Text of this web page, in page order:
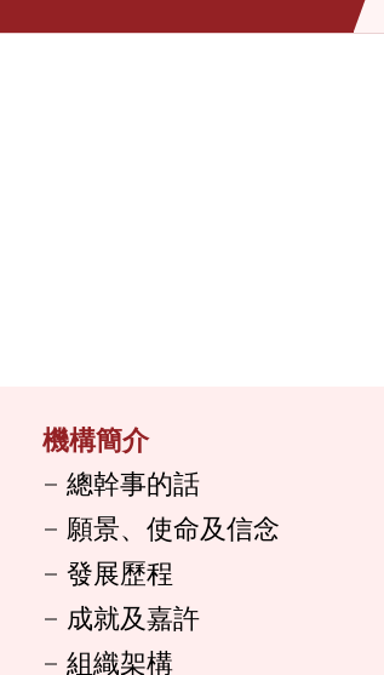
機構簡介
總幹事的話
願景、使命及信念
發展歷程
成就及嘉許
組織架構